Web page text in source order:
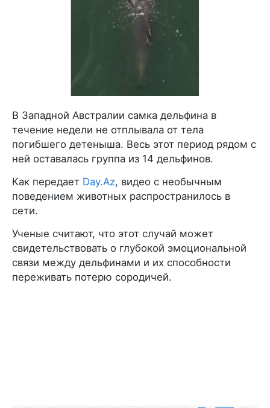
В Западной Австралии самка дельфина в
течение недели не отплывала от тела
погибшего детеныша. Весь этот период рядом с
ней оставалась группа из 14 дельфинов.
Как передает Day.Az, видео с необычным
поведением животных распространилось в
сети.
Ученые считают, что этот случай может
свидетельствовать о глубокой эмоциональной
связи между дельфинами и их способности
переживать потерю сородичей.